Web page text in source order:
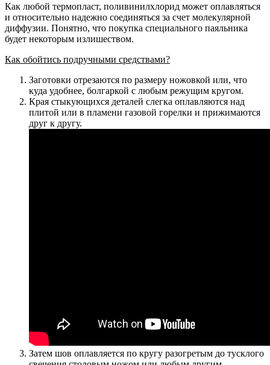
Как любой термопласт, поливинилхлорид может оплавляться
и относительно надежно соединяться за счет молекулярной
диффузии. Понятно, что покупка специального паяльника
будет некоторым излишеством.
Как обойтись подручными средствами?
Заготовки отрезаются по размеру ножовкой или, что
куда удобнее, болгаркой с любым режущим кругом.
Края стыкующихся деталей слегка оплавляются над
плитой или в пламени газовой горелки и прижимаются
друг к другу.
Затем шов оплавляется по кругу разогретым до тусклого